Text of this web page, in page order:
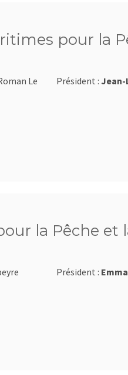
pour la
Le
Président : Jean-
la Pêche et
Président :